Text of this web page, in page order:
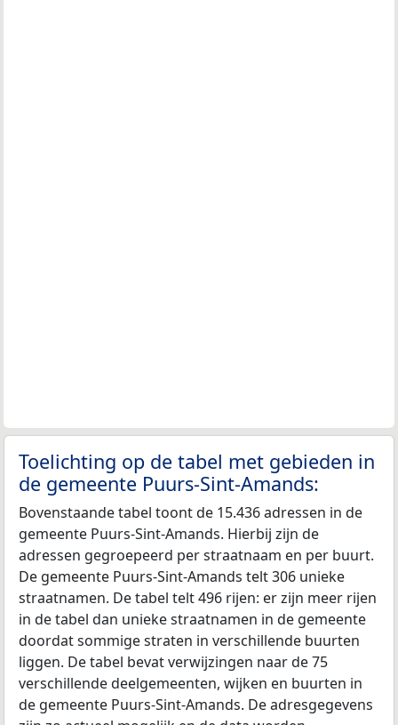
Toelichting op de tabel met gebieden in
de gemeente Puurs-Sint-Amands:
Bovenstaande tabel toont de 15.436 adressen in de
gemeente Puurs-Sint-Amands. Hierbij zijn de
adressen gegroepeerd per straatnaam en per buurt.
De gemeente Puurs-Sint-Amands telt 306 unieke
straatnamen. De tabel telt 496 rijen: er zijn meer rijen
in de tabel dan unieke straatnamen in de gemeente
doordat sommige straten in verschillende buurten
liggen. De tabel bevat verwijzingen naar de 75
verschillende deelgemeenten, wijken en buurten in
de gemeente Puurs-Sint-Amands. De adresgegevens